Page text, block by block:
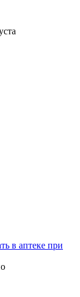
в аптеке при